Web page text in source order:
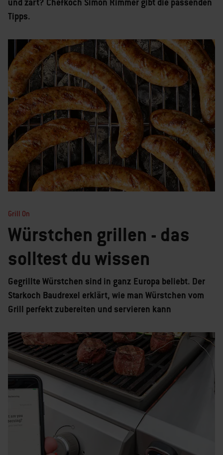
und zart? Chefkoch Simon Rimmer gibt die passenden
Tipps.
Grill On
Würstchen grillen - das
solltest du wissen
Gegrillte Würstchen sind in ganz Europa beliebt. Der
Starkoch Baudrexel erklärt, wie man Würstchen vom
Grill perfekt zubereiten und servieren kann